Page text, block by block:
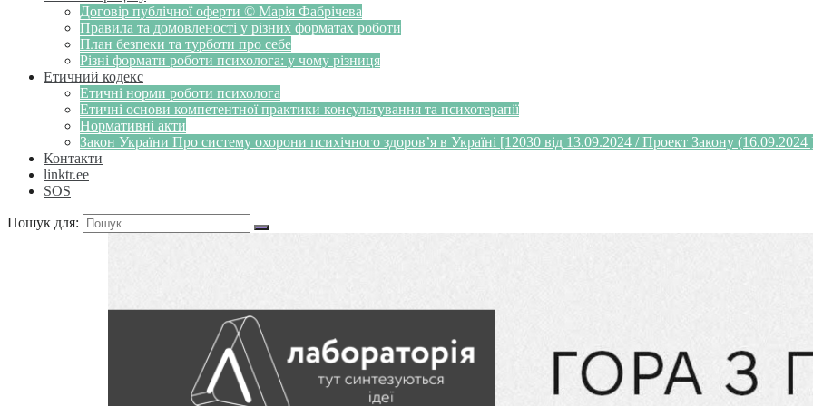
Договір публічної оферти © Марія Фабрічева
Правила та домовленості у різних форматах роботи
План безпеки та турботи про себе
Різні формати роботи психолога: у чому різниця
Етичний кодекс
Етичні норми роботи психолога
Етичні основи компетентної практики консультування та психотерапії
Нормативні акти
Закон України Про систему охорони психічного здоров’я в Україні [12030 від 13.09.2024 / Проект Закону (16.09.2024
Контакти
linktr.ee
SOS
Пошук для: